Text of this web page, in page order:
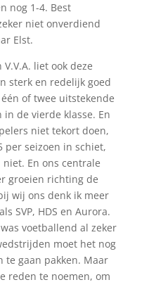
nog 1-4. Best
niet onverdiend
Elst.
liet ook deze
sterk en redelijk goed
of twee uitstekende
de vierde klasse. En
niet tekort doen,
per seizoen in schiet,
En ons centrale
groeien richting de
wij ons denk ik meer
SVP, HDS en Aurora.
voetballend al zeker
moet het nog
gaan pakken. Maar
reden te noemen, om